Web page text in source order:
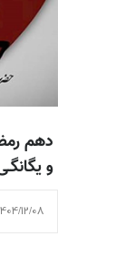
دهم
و
12/08